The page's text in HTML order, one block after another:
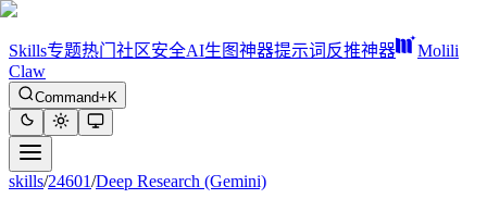
Skills专题热门 社区安全AI生图神器提示词反推神器
Molili
Claw
Command+K
skills/24601/Deep Research (Gemini)